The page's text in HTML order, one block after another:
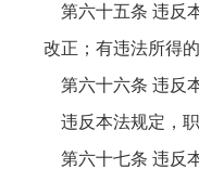
第六十五条 违反
改正；有违法所得
第六十六条 违反
违反本法规定，
第六十七条 违反